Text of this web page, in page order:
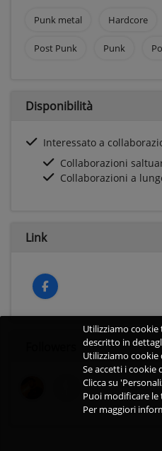
Punk metal Hardcore
Post Punk Punk
Disponibilità
Interessato a
Collaborazioni
Collaborazioni a
Link
Utilizziamo
descritto in
Utilizziamo
Se accetti i
Clicca su
Puoi modificare
Per maggiori